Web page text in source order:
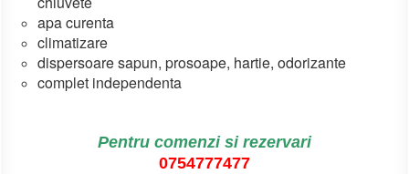
apa curenta
climatizare
dispersoare sapun, prosoape, hartie, odorizante
complet independenta
Pentru comenzi si rezervari
0754777477